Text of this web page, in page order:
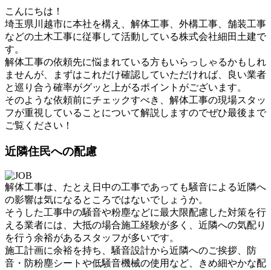
こんにちは！
埼玉県川越市に本社を構え、解体工事、外構工事、舗装工事
などの土木工事に従事して活動している株式会社細田土建で
す。
解体工事の依頼先に悩まれている方もいらっしゃるかもしれ
ませんが、まずはこれだけ確認していただければ、良い業者
と巡り合う確率がグッと上がるポイントがございます。
そのような依頼前にチェックすべき、解体工事の現場スタッ
フが重視していることについて解説しますのでぜひ最後まで
ご覧ください！
近隣住民への配慮
解体工事は、たとえ日中の工事であっても騒音による近隣へ
の影響は気になるところではないでしょうか。
そうした工事中の騒音や粉塵などに最大限配慮した対策を行
える業者には、大抵の場合施工経験が多く、近隣への気配り
を行う余裕があるスタッフが多いです。
施工計画に余裕を持ち、騒音設計から近隣へのご挨拶、防
音・防粉塵シートや低騒音機械の使用など、きめ細やかな配